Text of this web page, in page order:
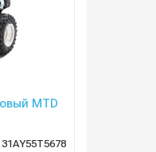
MTD
31AY55T5678